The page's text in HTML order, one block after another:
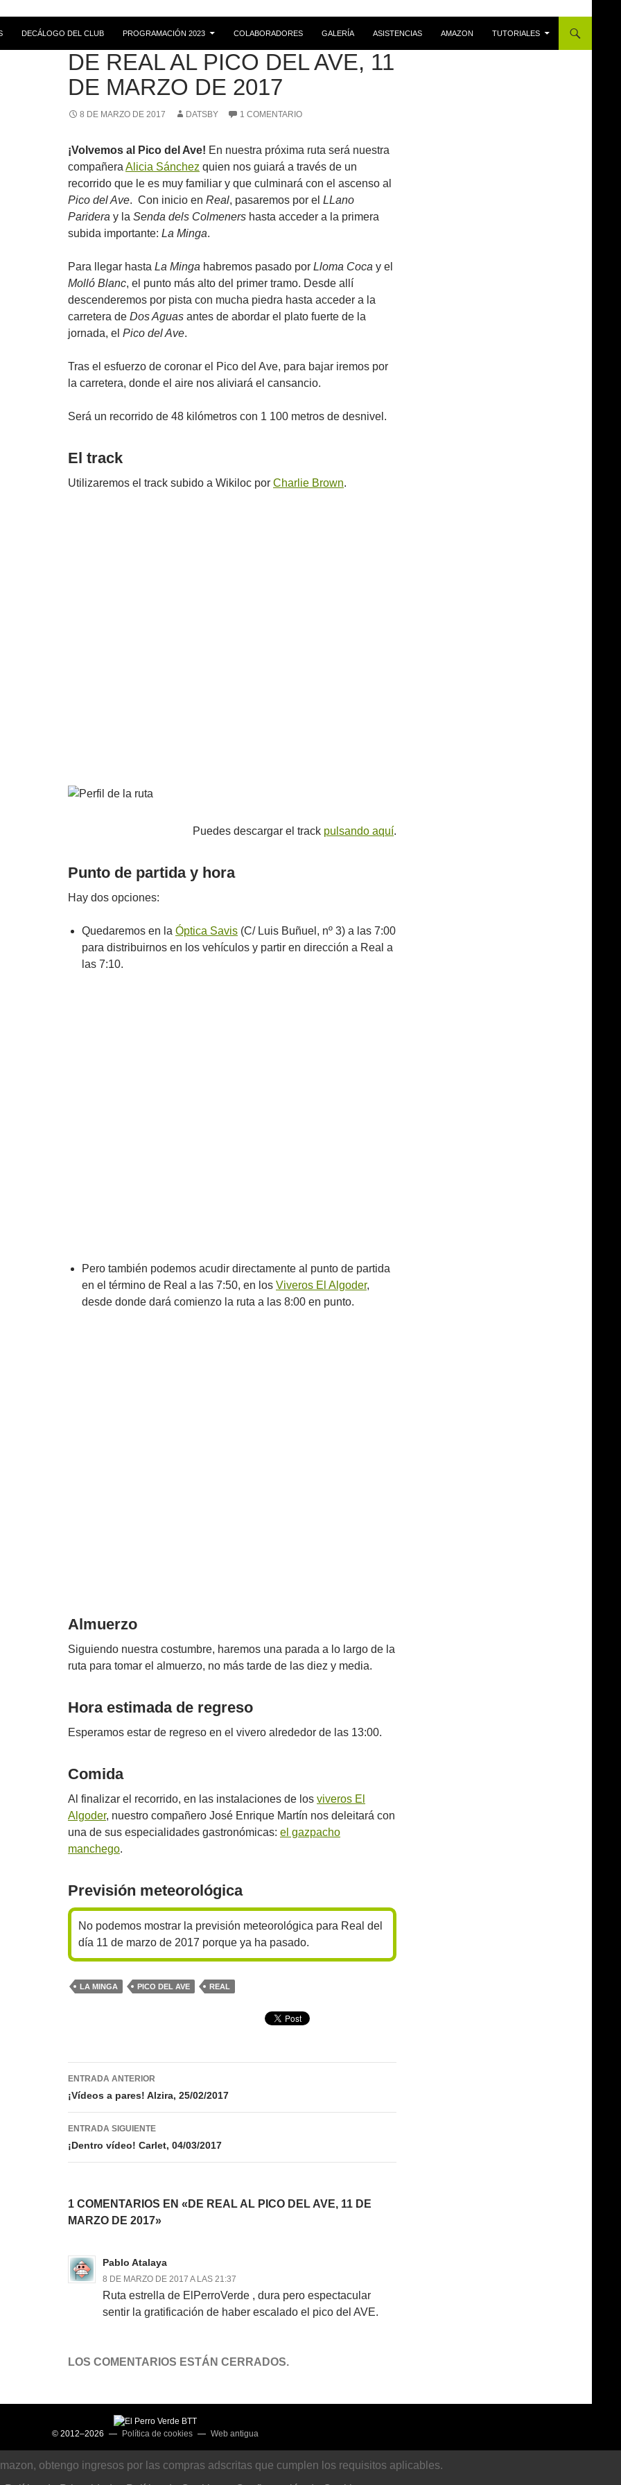
DECÁLOGO DEL CLUB PROGRAMACIÓN 2023 COLABORADORES GALERÍA ASISTENCIAS AMAZON TUTORIALES
RUTAS
DE REAL AL PICO DEL AVE, 11
DE MARZO DE 2017
8 DE MARZO DE 2017 DATSBY 1 COMENTARIO
¡Volvemos al Pico del Ave! En nuestra próxima ruta será nuestra
compañera Alicia Sánchez quien nos guiará a través de un
recorrido que le es muy familiar y que culminará con el ascenso al
Pico del Ave. Con inicio en Real, pasaremos por el LLano
Paridera y la Senda dels Colmeners hasta acceder a la primera
subida importante: La Minga.
Para llegar hasta La Minga habremos pasado por Lloma Coca y el
Molló Blanc, el punto más alto del primer tramo. Desde allí
descenderemos por pista con mucha piedra hasta acceder a la
carretera de Dos Aguas antes de abordar el plato fuerte de la
jornada, el Pico del Ave.
Tras el esfuerzo de coronar el Pico del Ave, para bajar iremos por
la carretera, donde el aire nos aliviará el cansancio.
Será un recorrido de 48 kilómetros con 1 100 metros de desnivel.
El track
Utilizaremos el track subido a Wikiloc por Charlie Brown.
Puedes descargar el track pulsando aquí.
Punto de partida y hora
Hay dos opciones:
Quedaremos en la Óptica Savis (C/ Luis Buñuel, nº 3) a las 7:00
para distribuirnos en los vehículos y partir en dirección a Real a
las 7:10.
Pero también podemos acudir directamente al punto de partida
en el término de Real a las 7:50, en los Viveros El Algoder,
desde donde dará comienzo la ruta a las 8:00 en punto.
Almuerzo
Siguiendo nuestra costumbre, haremos una parada a lo largo de la
ruta para tomar el almuerzo, no más tarde de las diez y media.
Hora estimada de regreso
Esperamos estar de regreso en el vivero alrededor de las 13:00.
Comida
Al finalizar el recorrido, en las instalaciones de los viveros El
Algoder, nuestro compañero José Enrique Martín nos deleitará con
una de sus especialidades gastronómicas: el gazpacho
manchego.
Previsión meteorológica
No podemos mostrar la previsión meteorológica para Real del
día 11 de marzo de 2017 porque ya ha pasado.
LA MINGA PICO DEL AVE REAL
Navegación
de
entradas
ENTRADA ANTERIOR
¡Vídeos a pares! Alzira, 25/02/2017
ENTRADA SIGUIENTE
¡Dentro vídeo! Carlet, 04/03/2017
1 COMENTARIOS EN «DE REAL AL PICO DEL AVE, 11 DE
MARZO DE 2017»
Pablo Atalaya
8 DE MARZO DE 2017 A LAS 21:37
Ruta estrella de ElPerroVerde , dura pero espectacular
sentir la gratificación de haber escalado el pico del AVE.
LOS COMENTARIOS ESTÁN CERRADOS.
© 2012–2026 — Política de cookies — Web antigua
obtengo ingresos por las compras adscritas que cumplen los requisitos aplicables.